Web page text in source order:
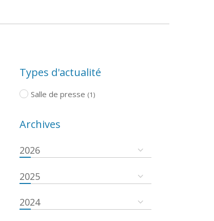
Types d'actualité
Salle de presse (1)
Archives
2026
2025
2024